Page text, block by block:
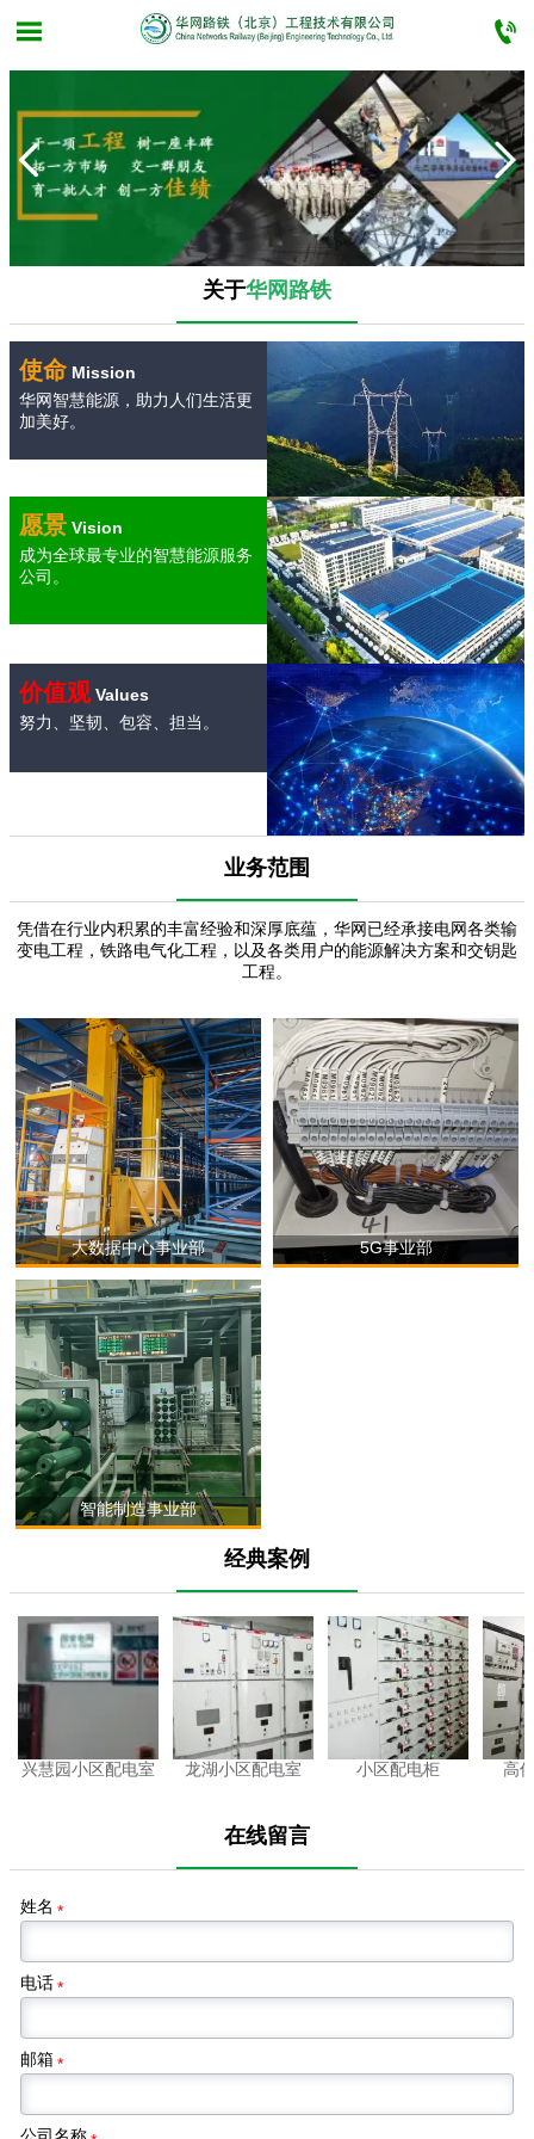
 
关于华网路铁
使命 Mission
华网智慧能源，助力人们生活更
加美好。
愿景 Vision
成为全球最专业的智慧能源服务
公司。
价值观 Values
努力、坚韧、包容、担当。
业务范围
凭借在行业内积累的丰富经验和深厚底蕴，华网已经承接电网各类输
变电工程，铁路电气化工程，以及各类用户的能源解决方案和交钥匙
工程。
大数据中心事业部 5G事业部
智能制造事业部
经典案例
兴慧园小区配电室 龙湖小区配电室 小区配电柜 高
在线留言
姓名 *
电话*
邮箱*
 关于华网路铁
 业务范围
 新闻中心
 工程案例
 招聘专栏